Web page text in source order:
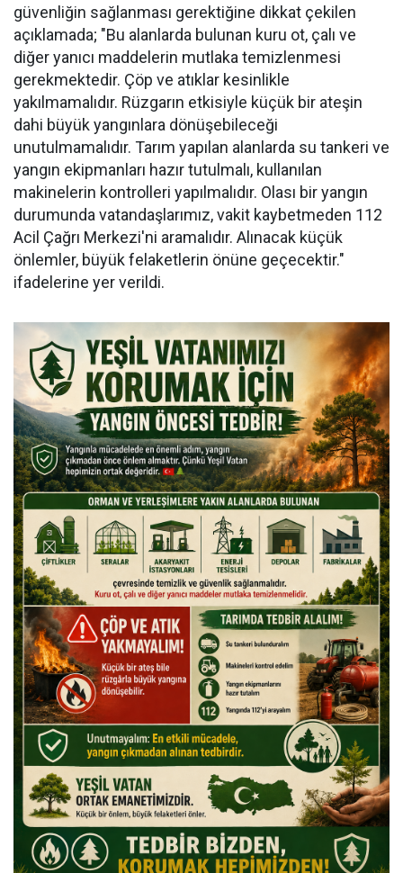
güvenliğin sağlanması gerektiğine dikkat çekilen
açıklamada; "Bu alanlarda bulunan kuru ot, çalı ve
diğer yanıcı maddelerin mutlaka temizlenmesi
gerekmektedir. Çöp ve atıklar kesinlikle
yakılmamalıdır. Rüzgarın etkisiyle küçük bir ateşin
dahi büyük yangınlara dönüşebileceği
unutulmamalıdır. Tarım yapılan alanlarda su tankeri ve
yangın ekipmanları hazır tutulmalı, kullanılan
makinelerin kontrolleri yapılmalıdır. Olası bir yangın
durumunda vatandaşlarımız, vakit kaybetmeden 112
Acil Çağrı Merkezi'ni aramalıdır. Alınacak küçük
önlemler, büyük felaketlerin önüne geçecektir."
ifadelerine yer verildi.